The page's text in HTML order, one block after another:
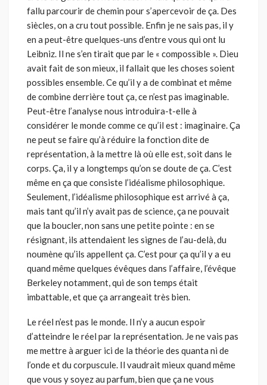
fallu parcourir de chemin pour s’apercevoir de ça. Des
siècles, on a cru tout possible. Enfin je ne sais pas, il y
en a peut-être quelques-uns d’entre vous qui ont lu
Leibniz. Il ne s’en tirait que par le « compossible ». Dieu
avait fait de son mieux, il fallait que les choses soient
possibles ensemble. Ce qu’il y a de combinat et même
de combine derrière tout ça, ce n’est pas imaginable.
Peut-être l’analyse nous introduira-t-elle à
considérer le monde comme ce qu’il est : imaginaire. Ça
ne peut se faire qu’à réduire la fonction dite de
représentation, à la mettre là où elle est, soit dans le
corps. Ça, il y a longtemps qu’on se doute de ça. C’est
même en ça que consiste l’idéalisme philosophique.
Seulement, l’idéalisme philosophique est arrivé à ça,
mais tant qu’il n’y avait pas de science, ça ne pouvait
que la boucler, non sans une petite pointe : en se
résignant, ils attendaient les signes de l’au-delà, du
noumène qu’ils appellent ça. C’est pour ça qu’il y a eu
quand même quelques évêques dans l’affaire, l’évêque
Berkeley notamment, qui de son temps était
imbattable, et que ça arrangeait très bien.
Le réel n’est pas le monde. Il n’y a aucun espoir
d’atteindre le réel par la représentation. Je ne vais pas
me mettre à arguer ici de la théorie des quanta ni de
l’onde et du corpuscule. Il vaudrait mieux quand même
que vous y soyez au parfum, bien que ça ne vous